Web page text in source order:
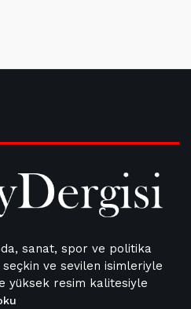
sanat, spor ve politika
seçkin ve sevilen isimleriyle
yüksek resim kalitesiyle